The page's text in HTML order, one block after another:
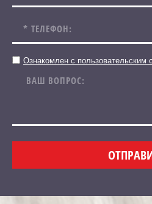
Ознакомлен с пользовательским